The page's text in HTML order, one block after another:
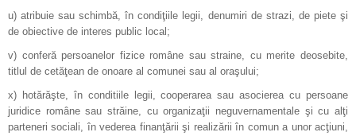
u) atribuie sau schimbă, în condiţiile legii, denumiri de strazi, de piete şi
de obiective de interes public local;
v) conferă persoanelor fizice române sau straine, cu merite deosebite,
titlul de cetăţean de onoare al comunei sau al oraşului;
x) hotărăşte, în conditiile legii, cooperarea sau asocierea cu persoane
juridice române sau străine, cu organizaţii neguvernamentale şi cu alţi
parteneri sociali, în vederea finanţării şi realizării în comun a unor acţiuni,